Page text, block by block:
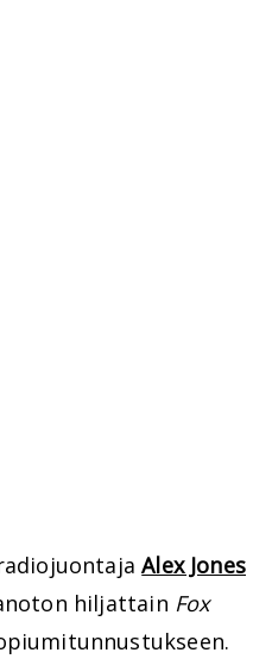
Alex Jones
hiljattain Fox